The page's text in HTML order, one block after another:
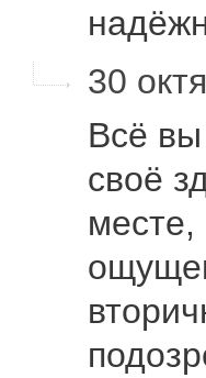
30
Всё
своё
месте,